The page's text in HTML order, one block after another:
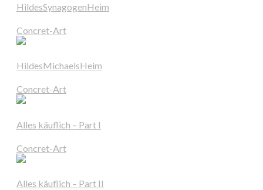
HildesSynagogenHeim
Concret-Art
HildesMichaelsHeim
Concret-Art
Alles käuflich – Part I
Concret-Art
Alles käuflich – Part II